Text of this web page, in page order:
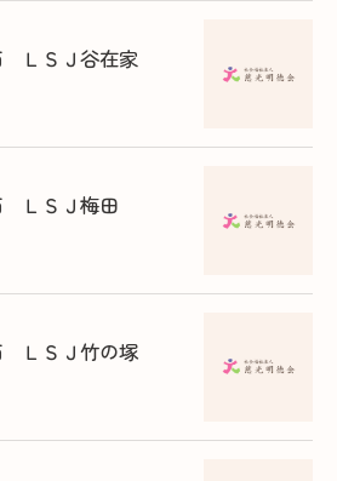
ＬＳＪ谷在家
ＬＳＪ梅田
ＬＳＪ竹の塚